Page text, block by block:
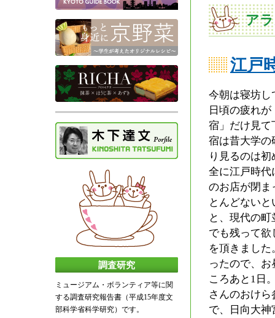
調査研究
ミュージアム・ボランティア等に関
する調査研究報告書（平成15年度文
部科学省科学研究）です。
ア
江戸
今朝は寝坊
日頃の疲れ
宿」だけ見て
宿は昔大学の
り見るのは
全に江戸時代
のお店が閉ま
とんどない
と、現代の
でも残って
を頂きまし
ったので、
ころあと1日
さんのおけ
で、日向大